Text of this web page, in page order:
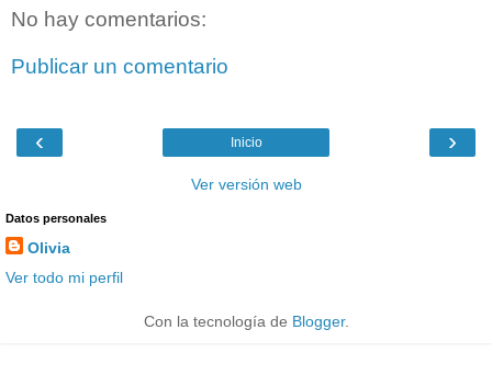
No hay comentarios:
Publicar un comentario
‹ ›
Inicio
Ver versión web
Datos personales
Olivia
Ver todo mi perfil
Con la tecnología de Blogger.